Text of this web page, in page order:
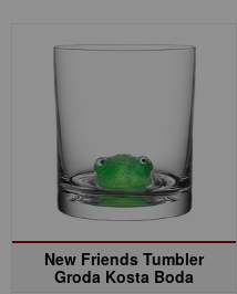
New Friends Tumbler
Groda Kosta Boda